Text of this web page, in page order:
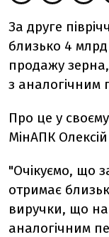
За друге
близько 4
продажу
з аналогічним
Про це у своєму
МінАПК
"Очікуємо, що
отримає
виручки, що на
аналогічним